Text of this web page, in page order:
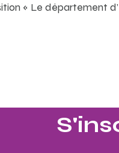
« Le département